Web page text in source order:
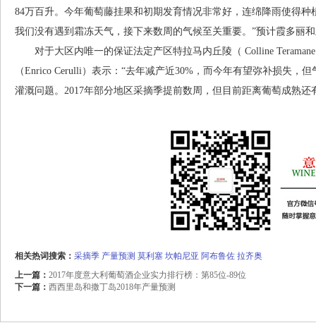
84万百升。今年葡萄藤挂果和初期发育情况非常好，连绵降雨使得
我们没有遇到霜冻天气，接下来数周的气候至关重要。”预计霞多丽
对于大区内唯一的保证法定产区特拉马内丘陵（ Colline Teramane
（Enrico Cerulli）表示：“去年减产近30%，而今年有望弥补损失，
灌溉问题。2017年部分地区采摘季提前数周，但目前距离葡萄成熟还
相关热词搜索： 采摘季 产量预测 莫利塞 坎帕尼亚 阿布鲁佐 拉齐奥
上一篇： 2017年度意大利葡萄酒企业实力排行榜：第85位-89位
下一篇： 西西里岛和撒丁岛2018年产量预测